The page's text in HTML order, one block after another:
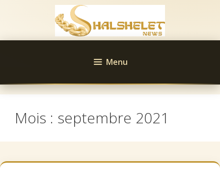
Menu
Mois : septembre 2021